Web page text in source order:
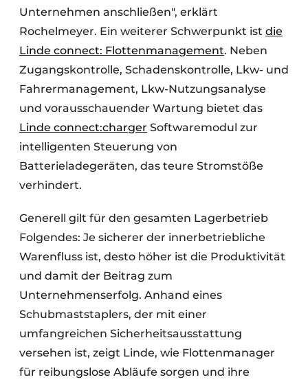
Unternehmen anschließen", erklärt
Rochelmeyer. Ein weiterer Schwerpunkt ist die
Linde connect: Flottenmanagement. Neben
Zugangskontrolle, Schadenskontrolle, Lkw- und
Fahrermanagement, Lkw-Nutzungsanalyse
und vorausschauender Wartung bietet das
Linde connect:charger Softwaremodul zur
intelligenten Steuerung von
Batterieladegeräten, das teure Stromstöße
verhindert.
Generell gilt für den gesamten Lagerbetrieb
Folgendes: Je sicherer der innerbetriebliche
Warenfluss ist, desto höher ist die Produktivität
und damit der Beitrag zum
Unternehmenserfolg. Anhand eines
Schubmaststaplers, der mit einer
umfangreichen Sicherheitsausstattung
versehen ist, zeigt Linde, wie Flottenmanager
für reibungslose Abläufe sorgen und ihre